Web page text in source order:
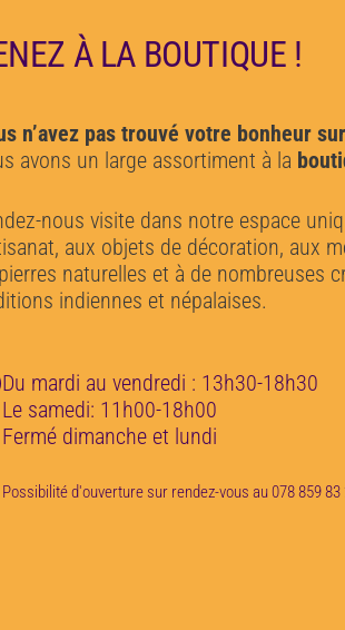
À LA BOUTIQUE !
n’avez pas trouvé votre bonheur
avons un large assortiment à la
nous visite dans notre espace
aux objets de décoration, aux
naturelles et à de nombreuses
indiennes et népalaises.
Du mardi au vendredi : 13h30-18h30
Le samedi: 11h00-18h00
Fermé dimanche et lundi
Possibilité d'ouverture sur rendez-vous au 078 859 83